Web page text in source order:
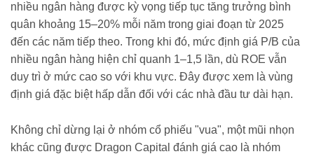
nhiều ngân hàng được kỳ vọng tiếp tục tăng trưởng bình
quân khoảng 15–20% mỗi năm trong giai đoạn từ 2025
đến các năm tiếp theo. Trong khi đó, mức định giá P/B của
nhiều ngân hàng hiện chỉ quanh 1–1,5 lần, dù ROE vẫn
duy trì ở mức cao so với khu vực. Đây được xem là vùng
định giá đặc biệt hấp dẫn đối với các nhà đầu tư dài hạn.
Không chỉ dừng lại ở nhóm cổ phiếu "vua", một mũi nhọn
khác cũng được Dragon Capital đánh giá cao là nhóm